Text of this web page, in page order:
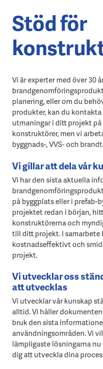
Stöd för
Vi är experter med över 30
planering, eller om du
produkter, kan du
utmaningar i ditt projekt
konstruktörer, men vi
byggnads-, VVS- och
Vi gillar att dela vår
Vi har den sista aktuella
på byggplats eller i prefab-
projektet redan i början,
konstruktörerna och
till ditt projekt. I
kostnadseffektivt och
projekt.
Vi utvecklar oss
att utvecklas
Vi utvecklar vår kunskap
alltid. Vi håller
bruk den sista
användningsområden. Vi
lämpligaste lösningarna
dig att utveckla dina